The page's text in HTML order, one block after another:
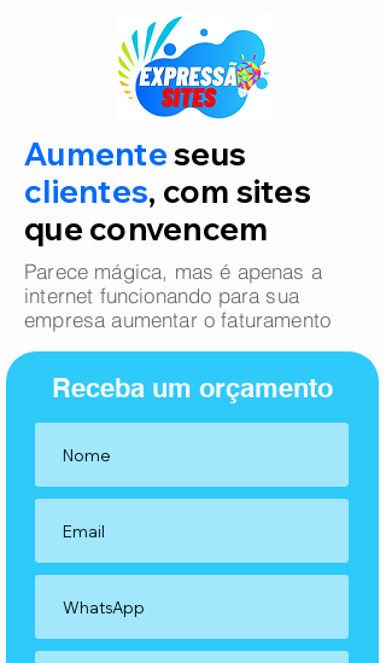
Aumenteseus
clientes, com sites
que convencem
Parece mágica, mas é apenas a
internet funcionando para sua
empresa aumentar o faturamento
Receba um orçamento